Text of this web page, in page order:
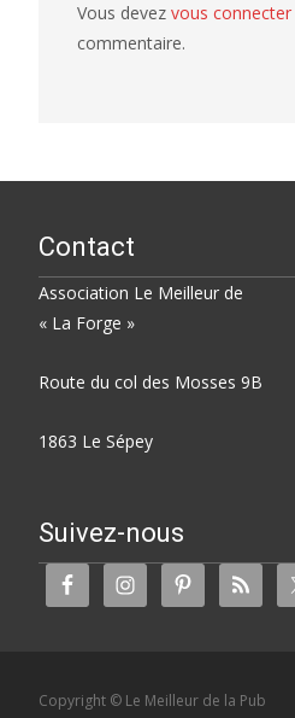
Vous devez vous connecter
commentaire.
Contact
Association Le Meilleur de
« La Forge »
Route du col des Mosses 9B
1863 Le Sépey
Suivez-nous
Copyright © Le Meilleur de la Pub